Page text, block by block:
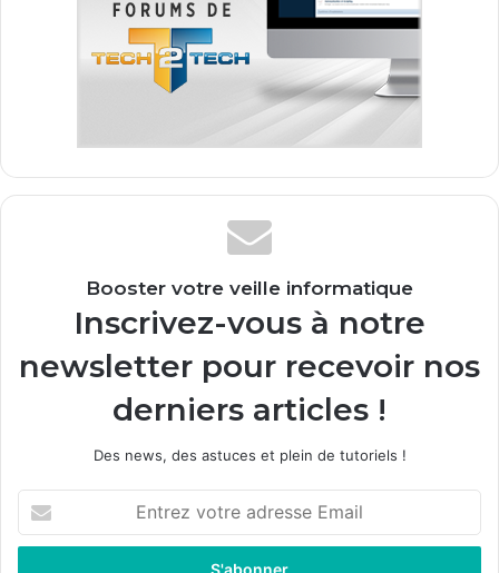
Booster votre veille informatique
Inscrivez-vous à notre
newsletter pour recevoir nos
derniers articles !
Des news, des astuces et plein de tutoriels !
t